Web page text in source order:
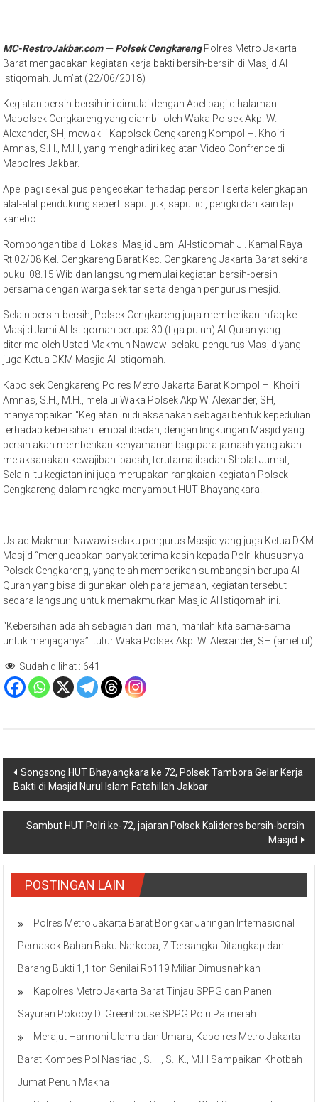
MC-RestroJakbar.com — Polsek CengkarengPolres Metro Jakarta
Barat mengadakan kegiatan kerja bakti bersih-bersih di Masjid Al
Istiqomah. Jum’at (22/06/2018)
Kegiatan bersih-bersih ini dimulai dengan Apel pagi dihalaman
Mapolsek Cengkareng yang diambil oleh Waka Polsek Akp. W.
Alexander, SH, mewakili Kapolsek Cengkareng Kompol H. Khoiri
Amnas, S.H., M.H, yang menghadiri kegiatan Video Confrence di
Mapolres Jakbar.
Apel pagi sekaligus pengecekan terhadap personil serta kelengkapan
alat-alat pendukung seperti sapu ijuk, sapu lidi, pengki dan kain lap
kanebo.
Rombongan tiba di Lokasi Masjid Jami Al-Istiqomah Jl. Kamal Raya
Rt.02/08 Kel. Cengkareng Barat Kec. Cengkareng Jakarta Barat sekira
pukul 08.15 Wib dan langsung memulai kegiatan bersih-bersih
bersama dengan warga sekitar serta dengan pengurus mesjid.
Selain bersih-bersih, Polsek Cengkareng juga memberikan infaq ke
Masjid Jami Al-Istiqomah berupa 30 (tiga puluh) Al-Quran yang
diterima oleh Ustad Makmun Nawawi selaku pengurus Masjid yang
juga Ketua DKM Masjid Al Istiqomah.
Kapolsek Cengkareng Polres Metro Jakarta Barat Kompol H. Khoiri
Amnas, S.H., M.H., melalui Waka Polsek Akp W. Alexander, SH,
manyampaikan “Kegiatan ini dilaksanakan sebagai bentuk kepedulian
terhadap kebersihan tempat ibadah, dengan lingkungan Masjid yang
bersih akan memberikan kenyamanan bagi para jamaah yang akan
melaksanakan kewajiban ibadah, terutama ibadah Sholat Jumat,
Selain itu kegiatan ini juga merupakan rangkaian kegiatan Polsek
Cengkareng dalam rangka menyambut HUT Bhayangkara.
Ustad Makmun Nawawi selaku pengurus Masjid yang juga Ketua DKM
Masjid “mengucapkan banyak terima kasih kepada Polri khususnya
Polsek Cengkareng, yang telah memberikan sumbangsih berupa Al
Quran yang bisa di gunakan oleh para jemaah, kegiatan tersebut
secara langsung untuk memakmurkan Masjid Al Istiqomah ini.
“Kebersihan adalah sebagian dari iman, marilah kita sama-sama
untuk menjaganya”. tutur Waka Polsek Akp. W. Alexander, SH.(ameltul)
Sudah dilihat : 641
Navigasi
pos
Songsong HUT Bhayangkara ke 72, Polsek Tambora Gelar Kerja
Bakti di Masjid Nurul Islam Fatahillah Jakbar
Sambut HUT Polri ke-72, jajaran Polsek Kalideres bersih-bersih
Masjid
POSTINGAN LAIN
Polres Metro Jakarta Barat Bongkar Jaringan Internasional
Pemasok Bahan Baku Narkoba, 7 Tersangka Ditangkap dan
Barang Bukti 1,1 ton Senilai Rp119 Miliar Dimusnahkan
Kapolres Metro Jakarta Barat Tinjau SPPG dan Panen
Sayuran Pokcoy Di Greenhouse SPPG Polri Palmerah
Merajut Harmoni Ulama dan Umara, Kapolres Metro Jakarta
Barat Kombes Pol Nasriadi, S.H., S.I.K., M.H Sampaikan Khotbah
Jumat Penuh Makna